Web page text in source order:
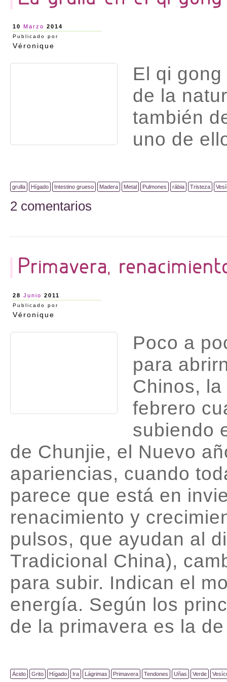
10 Marzo 2014
Publicado por
Véronique
El qi
de la
también
uno de
grulla Hígado Intestino grueso Madera Metal Pulmones rábia Tristeza
2 comentarios
28 Junio 2011
Publicado por
Véronique
Poco a
para
Chinos,
febrero
subiendo
de Chunjie, el Nuevo
apariencias, cuando
parece que está en
renacimiento y
pulsos, que ayudan al
Tradicional China),
para subir. Indican el
energía. Según los
de la primavera es la
Ácido Grito Hígado Ira Lágrimas Primavera Tendones Uñas Verde